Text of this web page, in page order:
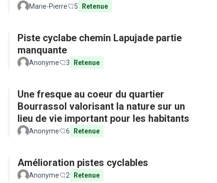
Marie-Pierre 5 Retenue
Piste cyclabe chemin Lapujade partie
manquante
Anonyme 3 Retenue
Une fresque au coeur du quartier
Bourrassol valorisant la nature sur un
lieu de vie important pour les habitants
Anonyme 6 Retenue
Amélioration pistes cyclables
Anonyme 2 Retenue